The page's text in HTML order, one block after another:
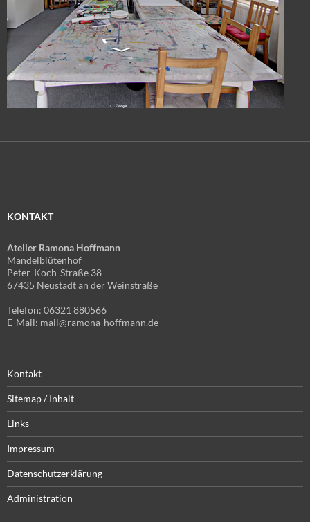
KONTAKT
Atelier Ramona Hoffmann
Mandelblütenhof
Peter-Koch-Straße 38
67435 Neustadt an der Weinstraße
Telefon: 06321 880566
E-Mail: mail@ramona-hoffmann.de
Kontakt
Sitemap / Inhalt
Links
Impressum
Datenschutzerklärung
Administration